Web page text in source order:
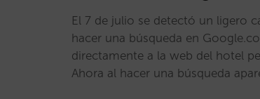
El 7 de julio se detectó un ligero
hacer una búsqueda en
directamente a la web del hotel
Ahora al hacer una búsqueda